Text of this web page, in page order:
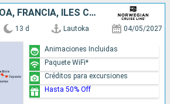
FIDJI (ISLAS), SAMOA, FRANCIA, ILES COOK
13 d Lautoka 04/05/2027
Animaciones Incluidas
Paquete WiFi*
Créditos para excursiones
Hasta 50% Off